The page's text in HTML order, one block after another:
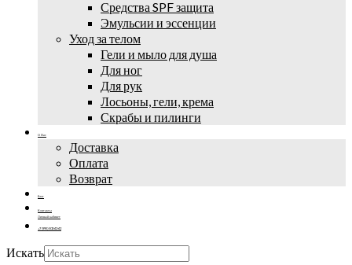
Средства SPF защита
Эмульсии и эссенции
Уход за телом
Гели и мыло для душа
Для ног
Для рук
Лосьоны, гели, крема
Скрабы и пилинги
О Нас
Доставка
Оплата
Возврат
Блог
Контакты
Личный кабинет
+7 (995) 502-42-42
Искать